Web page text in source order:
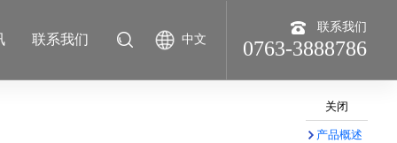
联系我们 中文
联系我们
0763-3888786
产品概述